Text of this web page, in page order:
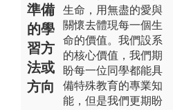
準備
的學
習方
法或
方向
生命，用無盡的愛與
關懷去體現每一個生
命的價值。我們設系
的核心價值，我們期
盼每一位同學都能具
備特殊教育的專業知
能，但是我們更期盼